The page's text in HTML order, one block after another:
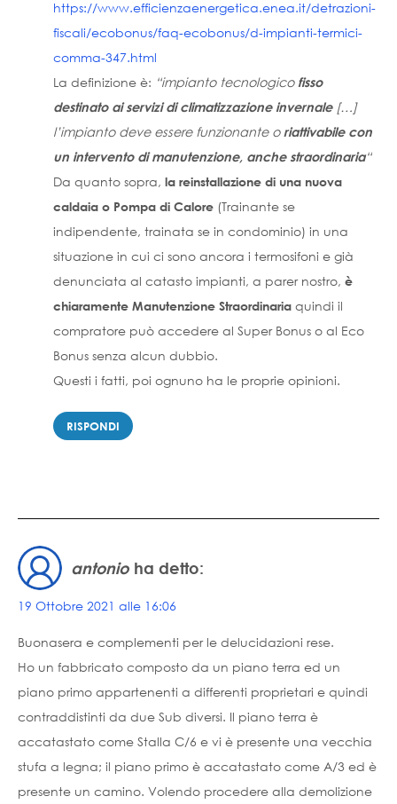
https://www.efficienzaenergetica.enea.it/detrazioni-
fiscali/ecobonus/faq-ecobonus/d-impianti-termici-
comma-347.html
La definizione è: “impianto tecnologico fisso
destinato ai servizi di climatizzazione invernale[…]
l’impianto deve essere funzionante o riattivabile con
un intervento di manutenzione, anche straordinaria“
Da quanto sopra, la reinstallazione di una nuova
caldaia o Pompa di Calore (Trainante se
indipendente, trainata se in condominio) in una
situazione in cui ci sono ancora i termosifoni e già
denunciata al catasto impianti, a parer nostro, è
chiaramente Manutenzione Straordinaria quindi il
compratore può accedere al Super Bonus o al Eco
Bonus senza alcun dubbio.
Questi i fatti, poi ognuno ha le proprie opinioni.
RISPONDI
antonio ha detto:
19 Ottobre 2021 alle 16:06
Buonasera e complementi per le delucidazioni rese.
Ho un fabbricato composto da un piano terra ed un
piano primo appartenenti a differenti proprietari e quindi
contraddistinti da due Sub diversi. Il piano terra è
accatastato come Stalla C/6 e vi è presente una vecchia
stufa a legna; il piano primo è accatastato come A/3 ed è
presente un camino. Volendo procedere alla demolizione